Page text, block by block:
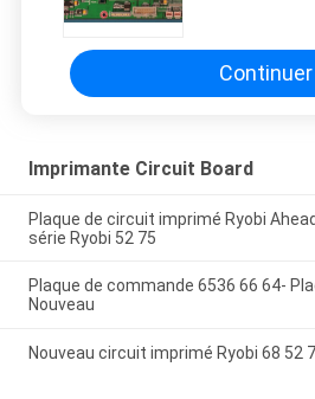
Continuer
Imprimante Circuit Board
Plaque de circuit imprimé Ryobi
série Ryobi 52 75
Plaque de commande 6536 66 64-
Nouveau
Nouveau circuit imprimé Ryobi 68 52